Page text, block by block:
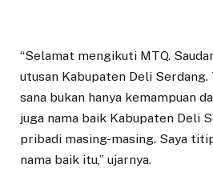
“Selamat mengikuti MTQ.
utusan Kabupaten Deli
sana bukan hanya kemampuan
juga nama baik Kabupaten Deli
pribadi masing-masing. Saya
nama baik itu,” ujarnya.